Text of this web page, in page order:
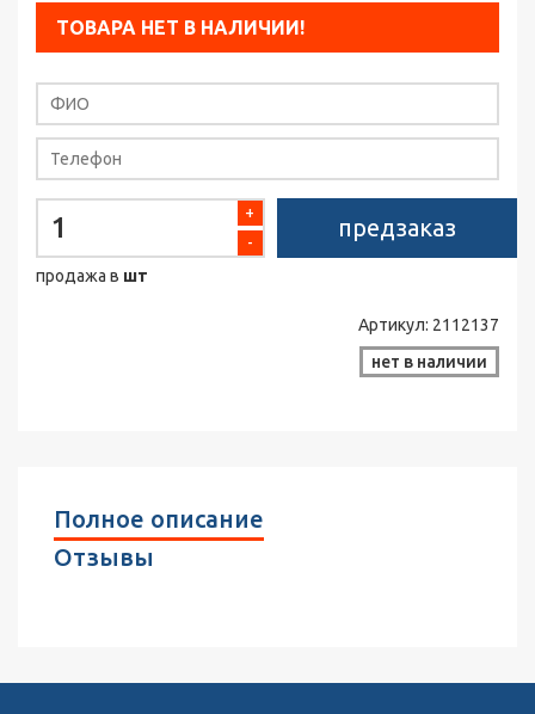
ТОВАРА НЕТ В НАЛИЧИИ!
-
+
продажа в шт
предзаказ
Артикул: 2112137
нет в наличии
Полное описание
Отзывы